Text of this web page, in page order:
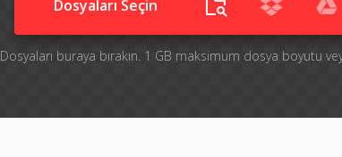
Dosyaları Seçin
Dosyaları buraya bırakın. 1 GB maksimum dosya boyutu